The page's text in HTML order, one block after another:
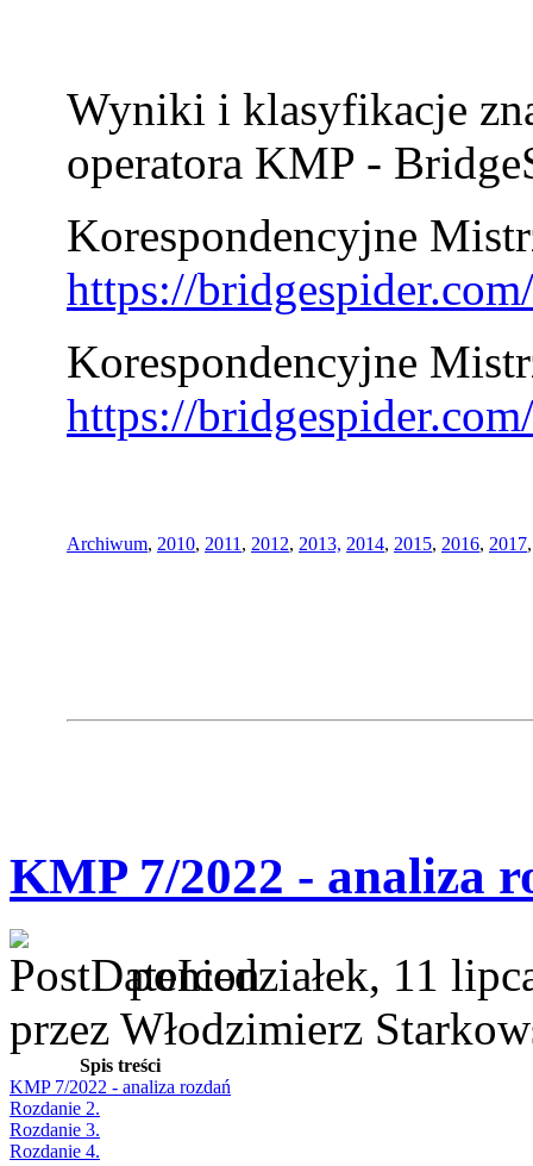
Wyniki i klasyfikacje
operatora KMP -
Korespondencyjne
https://
Korespondencyjne
https://
Archiwum, 2010, 2011 , 2012, 2013, 2014, 2015, 2016, 2017
KMP 7/2022 - analiza
poniedziałek, 11
przez Włodzimierz
Spis treści
KMP 7/2022 - analiza rozdań
Rozdanie 2.
Rozdanie 3.
Rozdanie 4.